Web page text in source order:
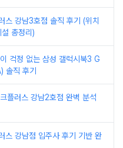
스 강남3호점 솔직 후기 (위치
총정리)
걱정 없는 삼성 갤럭시북3 G
직 후기
플러스 강남2호점 완벽 분석
스 강남점 입주사 후기 기반 완